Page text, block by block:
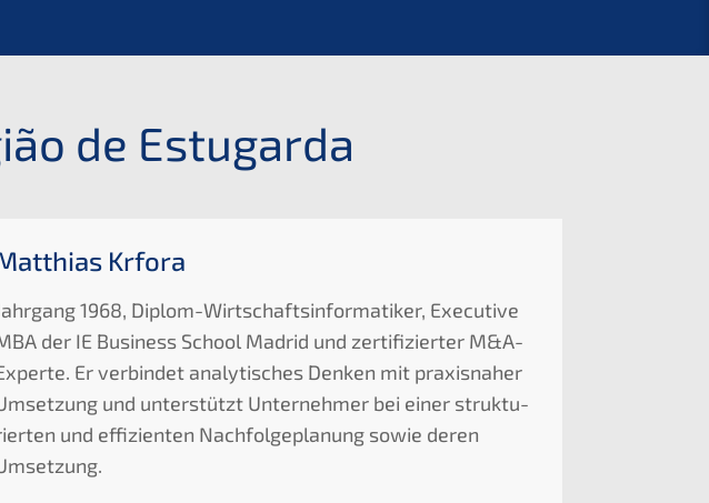
de Estugarda
Krfora
1968, Diplom-Wirtschafts­in­for­ma­ti­ker, Execu­ti­ve
der IE Business School Madrid und zerti­fi­zier­ter M&A-
Er verbin­det analy­ti­sches Denken mit praxis­na­her
und unter­stützt Unter­neh­mer bei einer struk­tu­
und effizi­en­ten Nachfol­ge­pla­nung sowie deren